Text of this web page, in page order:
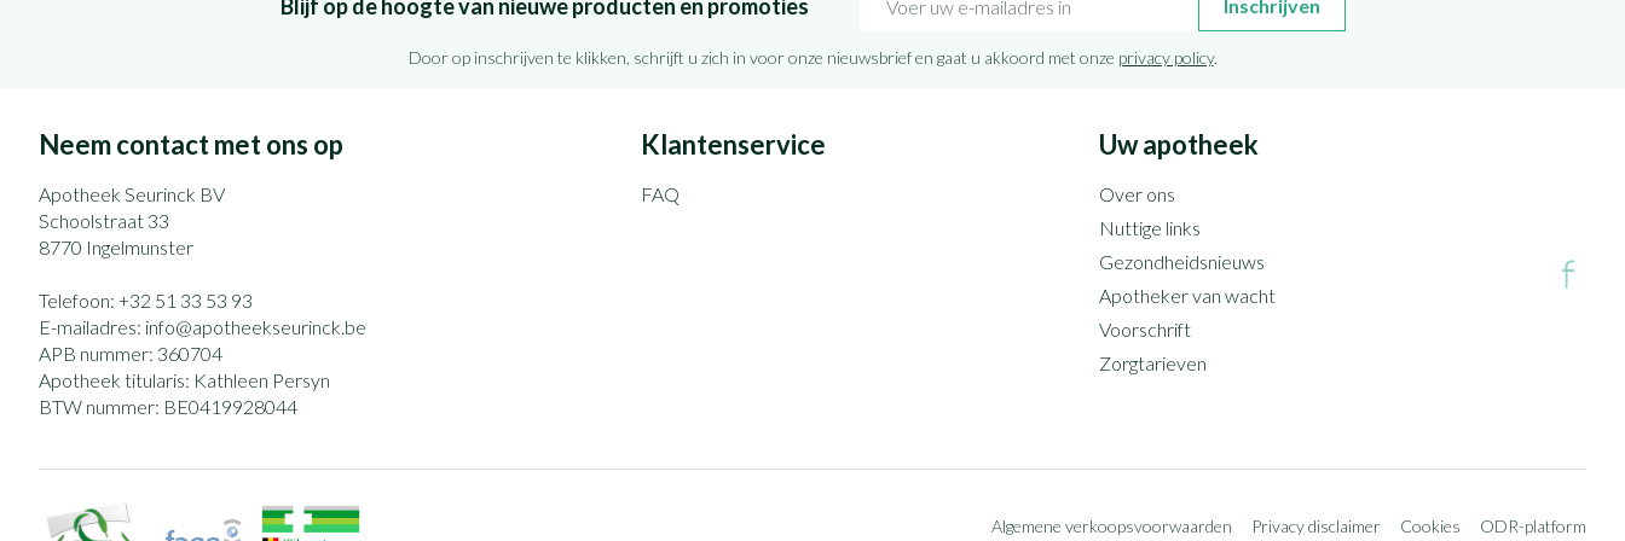
Blijf op de hoogte van nieuwe producten en promoties Inschrijven
Door op inschrijven te klikken, schrijft u zich in voor onze nieuwsbrief en gaat u akkoord met onze privacy policy.
Neem contact met ons op
Apotheek Seurinck BV
Schoolstraat 33
8770 Ingelmunster
Telefoon: +32 51 33 53 93
E-mailadres: info@apotheekseurinck.be
APB nummer: 360704
Apotheek titularis: Kathleen Persyn
BTW nummer: BE0419928044
Klantenservice
FAQ
Uw apotheek
Over ons
Nuttige links
Gezondheidsnieuws
Apotheker van wacht
Voorschrift
Zorgtarieven
Algemene verkoopsvoorwaarden Privacy disclaimer Cookies ODR-platform